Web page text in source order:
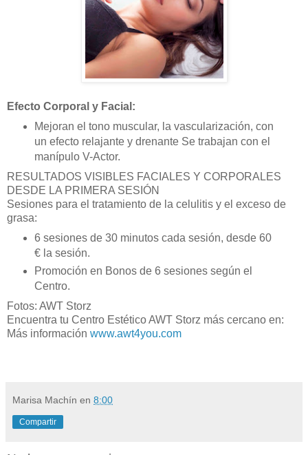
Efecto Corporal y Facial:
Mejoran el tono muscular, la vascularización, con
un efecto relajante y drenante Se trabajan con el
manípulo V-Actor.
RESULTADOS VISIBLES FACIALES Y CORPORALES
DESDE LA PRIMERA SESIÓN
Sesiones para el tratamiento de la celulitis y el exceso de
grasa:
6 sesiones de 30 minutos cada sesión, desde 60
€ la sesión.
Promoción en Bonos de 6 sesiones según el
Centro.
Fotos: AWT Storz
Encuentra tu Centro Estético AWT Storz más cercano en:
Más información www.awt4you.com
Marisa Machín en 8:00
Compartir